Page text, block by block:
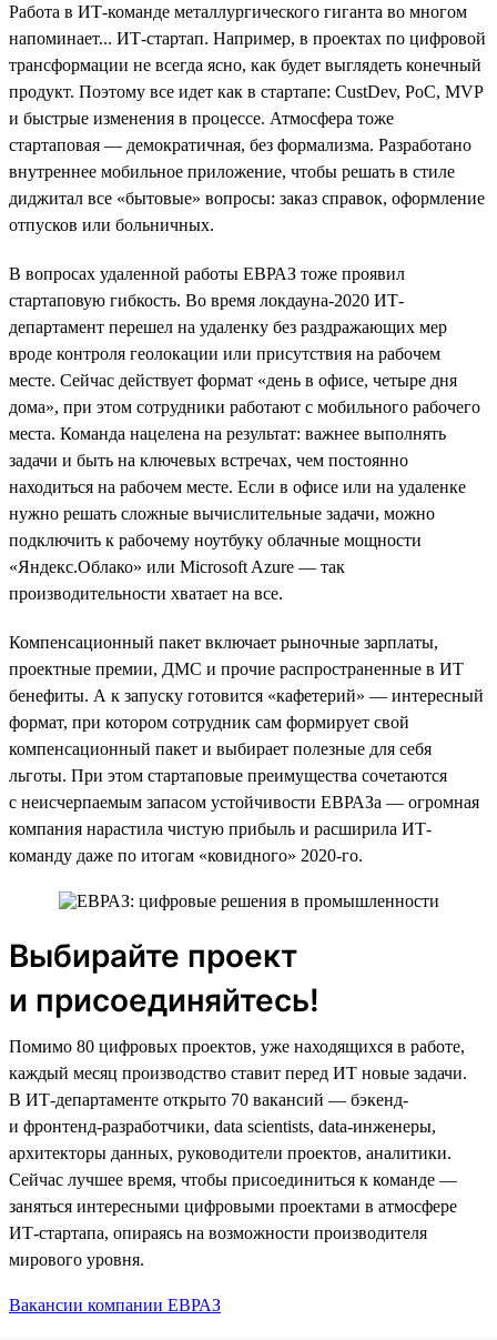
Работа в ИТ-команде металлургического гиганта во многом
напоминает... ИТ-стартап. Например, в проектах по цифровой
трансформации не всегда ясно, как будет выглядеть конечный
продукт. Поэтому все идет как в стартапе: CustDev, PoC, MVP
и быстрые изменения в процессе. Атмосфера тоже
стартаповая — демократичная, без формализма. Разработано
внутреннее мобильное приложение, чтобы решать в стиле
диджитал все «бытовые» вопросы: заказ справок, оформление
отпусков или больничных.
В вопросах удаленной работы ЕВРАЗ тоже проявил
стартаповую гибкость. Во время локдауна-2020 ИТ-
департамент перешел на удаленку без раздражающих мер
вроде контроля геолокации или присутствия на рабочем
месте. Сейчас действует формат «день в офисе, четыре дня
дома», при этом сотрудники работают с мобильного рабочего
места. Команда нацелена на результат: важнее выполнять
задачи и быть на ключевых встречах, чем постоянно
находиться на рабочем месте. Если в офисе или на удаленке
нужно решать сложные вычислительные задачи, можно
подключить к рабочему ноутбуку облачные мощности
«Яндекс.Облако» или Microsoft Azure — так
производительности хватает на все.
Компенсационный пакет включает рыночные зарплаты,
проектные премии, ДМС и прочие распространенные в ИТ
бенефиты. А к запуску готовится «кафетерий» — интересный
формат, при котором сотрудник сам формирует свой
компенсационный пакет и выбирает полезные для себя
льготы. При этом стартаповые преимущества сочетаются
с неисчерпаемым запасом устойчивости ЕВРАЗа — огромная
компания нарастила чистую прибыль и расширила ИТ-
команду даже по итогам «ковидного» 2020-го.
Выбирайте проект
и присоединяйтесь!
Помимо 80 цифровых проектов, уже находящихся в работе,
каждый месяц производство ставит перед ИТ новые задачи.
В ИТ-департаменте открыто 70 вакансий — бэкенд-
и фронтенд-разработчики, data scientists, data-инженеры,
архитекторы данных, руководители проектов, аналитики.
Сейчас лучшее время, чтобы присоединиться к команде —
заняться интересными цифровыми проектами в атмосфере
ИТ-стартапа, опираясь на возможности производителя
мирового уровня.
Вакансии компании ЕВРАЗ